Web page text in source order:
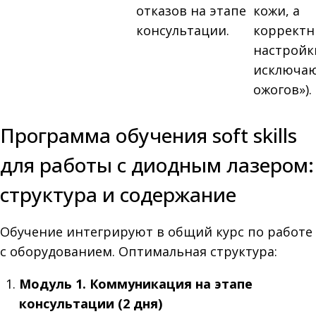
отказов на этапе
консультации.
кожи, а
ожогов»).
Программа обучения soft skills
для работы с диодным лазером:
структура и содержание
Обучение интегрируют в общий курс по работе
с оборудованием. Оптимальная структура:
Модуль 1. Коммуникация на этапе
консультации (2 дня)